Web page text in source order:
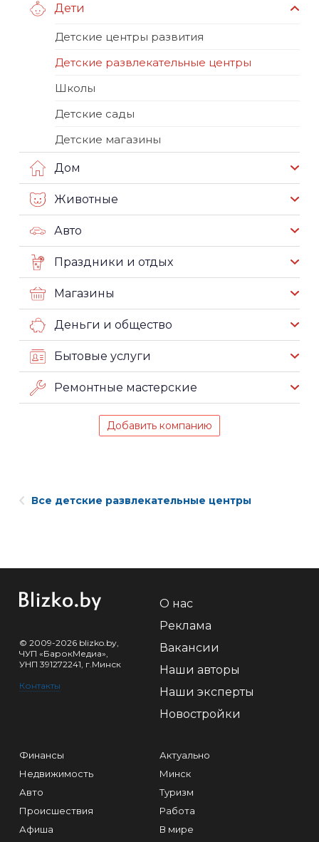
Дети
Детские центры развития
Детские развлекательные центры
Школы
Детские сады
Детские магазины
Дом
Животные
Авто
Праздники и отдых
Магазины
Деньги и общество
Бытовые услуги
Ремонтные мастерские
Добавить компанию
Все детские развлекательные центры
© 2009-2026 blizko.by,
ЧУП «БарокМедиа»,
УНП 391272241, г.Минск
Контакты
О нас
Реклама
Вакансии
Наши авторы
Наши эксперты
Новостройки
Финансы
Недвижимость
Авто
Происшествия
Афиша
Актуально
Минск
Туризм
Работа
В мире